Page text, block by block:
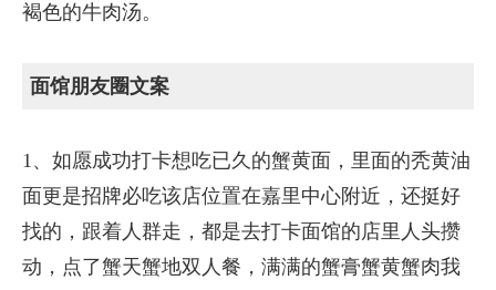
褐色的牛肉汤。
面馆朋友圈文案
1、如愿成功打卡想吃已久的蟹黄面，里面的秃黄油
面更是招牌必吃该店位置在嘉里中心附近，还挺好
找的，跟着人群走，都是去打卡面馆的店里人头攒
动，点了蟹天蟹地双人餐，满满的蟹膏蟹黄蟹肉我